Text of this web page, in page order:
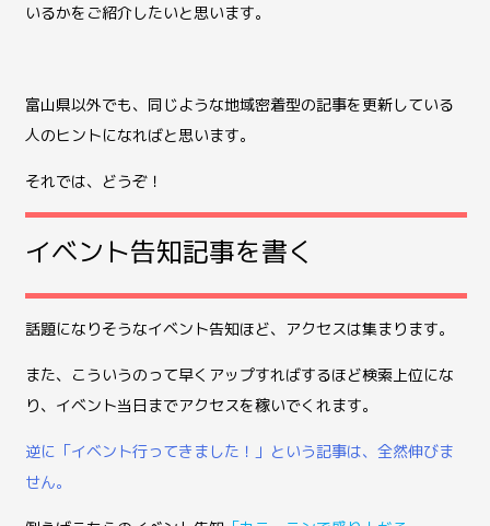
いるかをご紹介したいと思います。
富山県以外でも、同じような地域密着型の記事を更新している
人のヒントになればと思います。
それでは、どうぞ！
イベント告知記事を書く
話題になりそうなイベント告知ほど、アクセスは集まります。
また、こういうのって早くアップすればするほど検索上位にな
り、イベント当日までアクセスを稼いでくれます。
逆に「イベント行ってきました！」という記事は、全然伸びま
せん。